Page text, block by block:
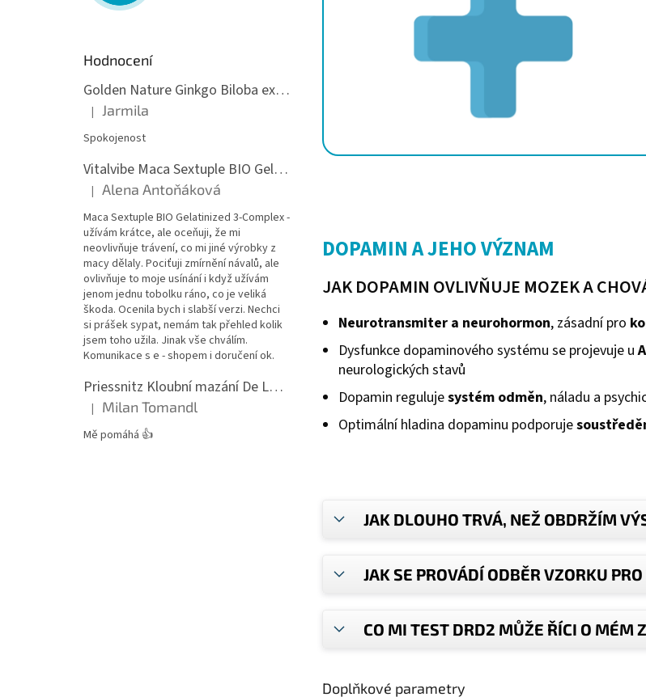
Hodnocení
Golden Nature Ginkgo Biloba extrakt 50:1 60mg, 100 kapslí
Hodnocení produktu je 5 z 5 hvězdiček.
| Jarmila
Spokojenost
Vitalvibe Maca Sextuple BIO Gelatinized 3-Complex, 60 kapslí
Hodnocení produktu je 5 z 5 hvězdiček.
| Alena Antoňáková
Maca Sextuple BIO Gelatinized 3-Complex -
užívám krátce, ale oceňuji, že mi
neovlivňuje trávení, co mi jiné výrobky z
macy dělaly. Pociťuji zmírnění návalů, ale
ovlivňuje to moje usínání i když užívám
jenom jednu tobolku ráno, co je veliká
škoda. Ocenila bych i slabší verzi. Nechci
si prášek sypat, nemám tak přehled kolik
jsem toho užila. Jinak vše chválím.
Komunikace s e - shopem i doručení ok.
Priessnitz Kloubní mazání De Luxe, 200ml
Hodnocení produktu je 5 z 5 hvězdiček.
| Milan Tomandl
Mě pomáhá 👍
DOPAMIN A JEHO VÝZNAM
JAK DOPAMIN OVLIVŇUJE MOZEK A
Neurotransmiter a neurohormon, zásadní pro
Dysfunkce dopaminového systému se projevuje u
neurologických stavů
Dopamin regulujesystém odměn, náladu a
Optimální hladina dopaminu podporuje
JAK DLOUHO TRVÁ, NEŽ OBDRŽÍM
JAK SE PROVÁDÍ ODBĚR VZORKU
CO MI TEST DRD2 MŮŽE ŘÍCI O MÉM
Doplňkové parametry